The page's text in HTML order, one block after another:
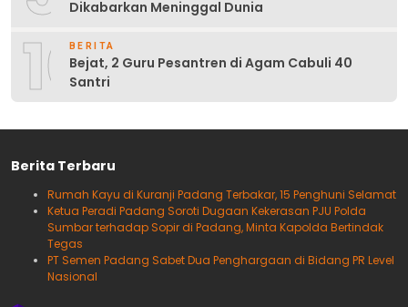
Dikabarkan Meninggal Dunia
10BERITA
Bejat, 2 Guru Pesantren di Agam Cabuli 40
Santri
Berita Terbaru
Rumah Kayu di Kuranji Padang Terbakar, 15 Penghuni Selamat
Ketua Peradi Padang Soroti Dugaan Kekerasan PJU Polda
Sumbar terhadap Sopir di Padang, Minta Kapolda Bertindak
Tegas
PT Semen Padang Sabet Dua Penghargaan di Bidang PR Level
Nasional